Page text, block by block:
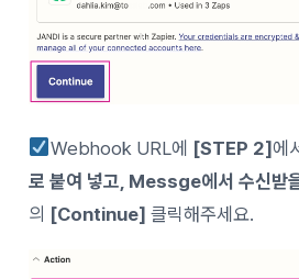
Webhook URL에 [STEP 2]에
로 붙여 넣고, Messge에서 수신받
의 [Continue] 클릭해주세요.